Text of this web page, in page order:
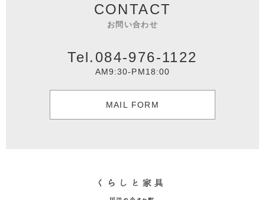
CONTACT
お問い合わせ
Tel.084-976-1122
AM9:30-PM18:00
MAIL FORM